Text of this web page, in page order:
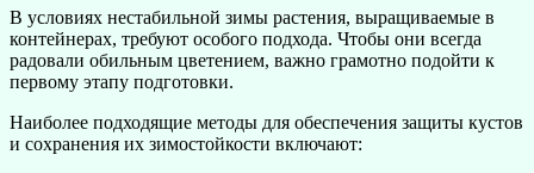
В условиях нестабильной зимы растения, выращиваемые в
контейнерах, требуют особого подхода. Чтобы они всегда
радовали обильным цветением, важно грамотно подойти к
первому этапу подготовки.
Наиболее подходящие методы для обеспечения защиты кустов
и сохранения их зимостойкости включают: